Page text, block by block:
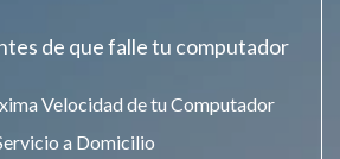
de que falle tu computador
Velocidad de tu Computador
a Domicilio